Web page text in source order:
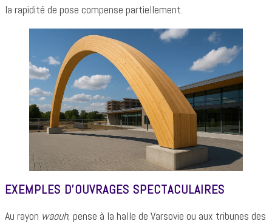
la rapidité de pose compense partiellement.
EXEMPLES D’OUVRAGES SPECTACULAIRES
Au rayon waouh, pense à la halle de Varsovie ou aux tribunes des